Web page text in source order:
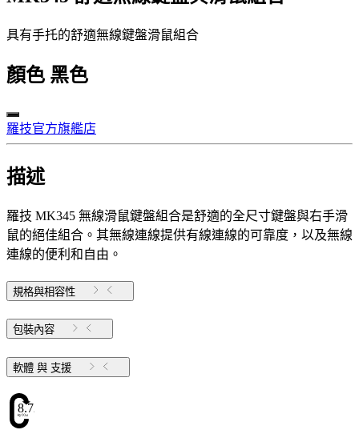
具有手托的舒適無線鍵盤滑鼠組合
顏色 黑色
羅技官方旗艦店
描述
羅技 MK345 無線滑鼠鍵盤組合是舒適的全尺寸鍵盤與右手滑
鼠的絕佳組合。其無線連線提供有線連線的可靠度，以及無線
連線的便利和自由。
規格與相容性
包裝內容
軟體 與 支援
8.72